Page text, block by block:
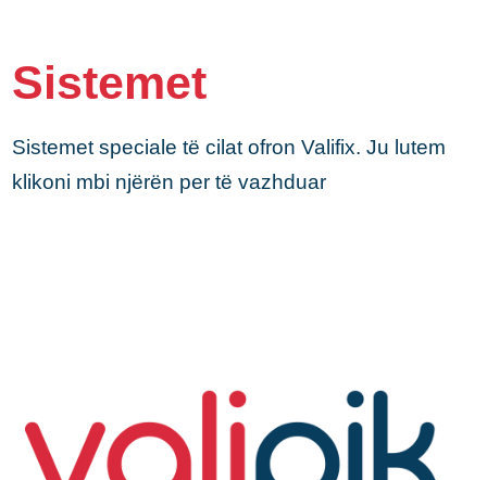
Sistemet
Sistemet speciale të cilat ofron Valifix. Ju lutem
klikoni mbi njërën per të vazhduar